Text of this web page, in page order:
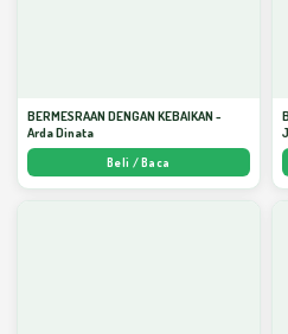
BERMESRAAN DENGAN KEBAIKAN -
Arda Dinata
Beli / Baca